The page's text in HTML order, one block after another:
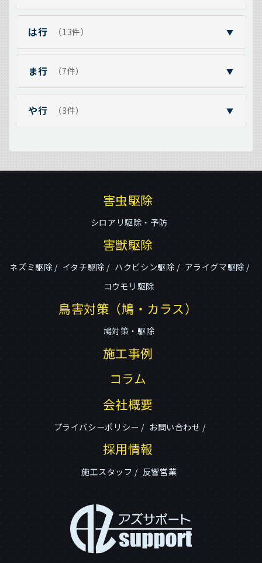
は行 （13件） ▼
ま行 （7件） ▼
や行 （3件） ▼
害虫駆除
シロアリ駆除・予防
害獣駆除
ネズミ駆除 イタチ駆除 ハクビシン駆除
アライグマ駆除
コウモリ駆除
鳥害対策（鳩・カラス）
鳩対策・駆除
施工事例
コラム
会社概要
プライバシーポリシー お問い合わせ
採用情報
施工スタッフ 反響営業